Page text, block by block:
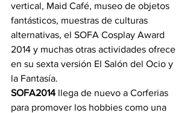
vertical, Maid Café, museo de objetos
fantásticos, muestras de culturas
alternativas, el SOFA Cosplay Award
2014 y muchas otras actividades ofrece
en su sexta versión El Salón del Ocio y
la Fantasía.
SOFA2014 llega de nuevo a Corferias
para promover los hobbies como una